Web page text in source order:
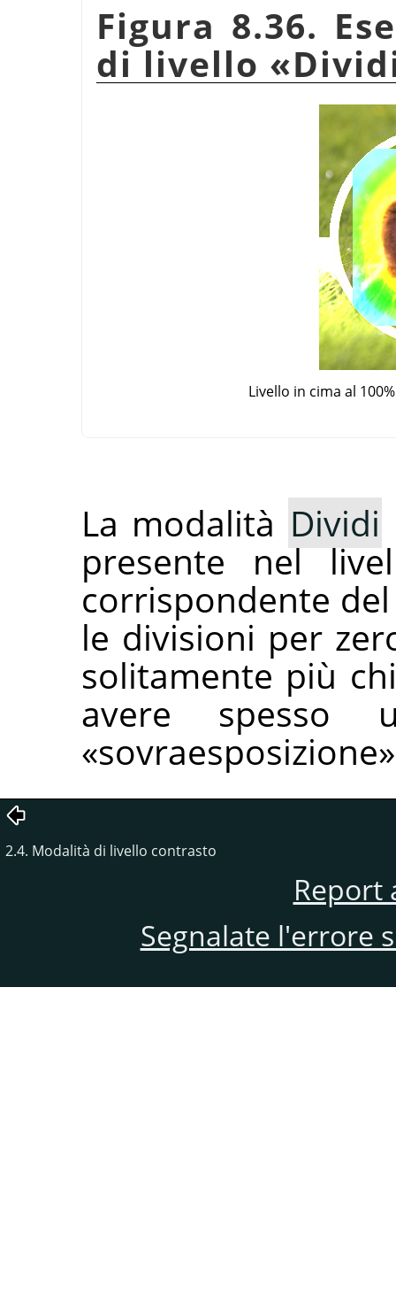
Figura 8.36.
di livello «
Livello in cima al
La modalità Dividi
presente nel
corrispondente
le divisioni per
solitamente più
avere spesso
«sovraesposizione»
2.4. Modalità di livello contrasto
Report
Segnalate l'errore